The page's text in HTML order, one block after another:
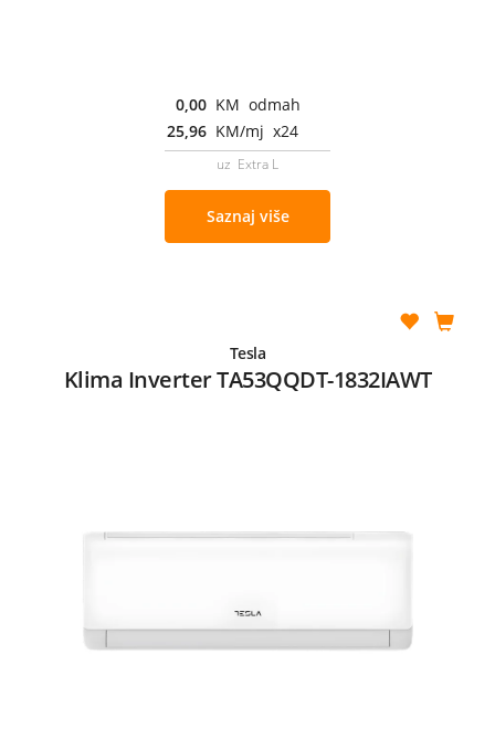
0,00 KM odmah
25,96 KM/mj x24
uz Extra L
Saznaj više
Tesla
Klima Inverter TA53QQDT-1832IAWT